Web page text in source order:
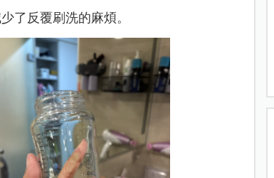
了反覆刷洗的麻煩。